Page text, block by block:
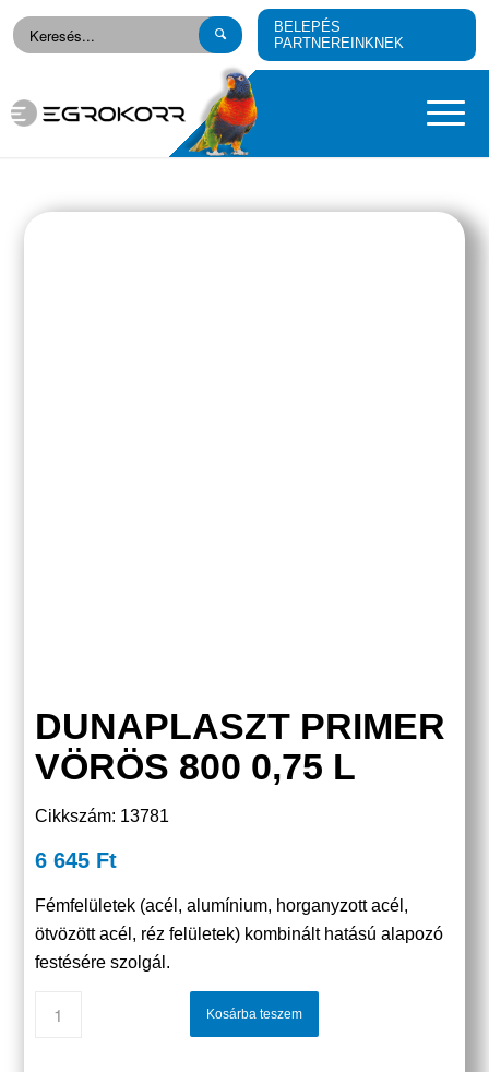
BELEPÉS
PARTNEREINKNEK
DUNAPLASZT PRIMER
VÖRÖS 800 0,75 L
Cikkszám: 13781
6 645 Ft
Fémfelületek (acél, alumínium, horganyzott acél,
ötvözött acél, réz felületek) kombinált hatású alapozó
festésére szolgál.
Kosárba teszem